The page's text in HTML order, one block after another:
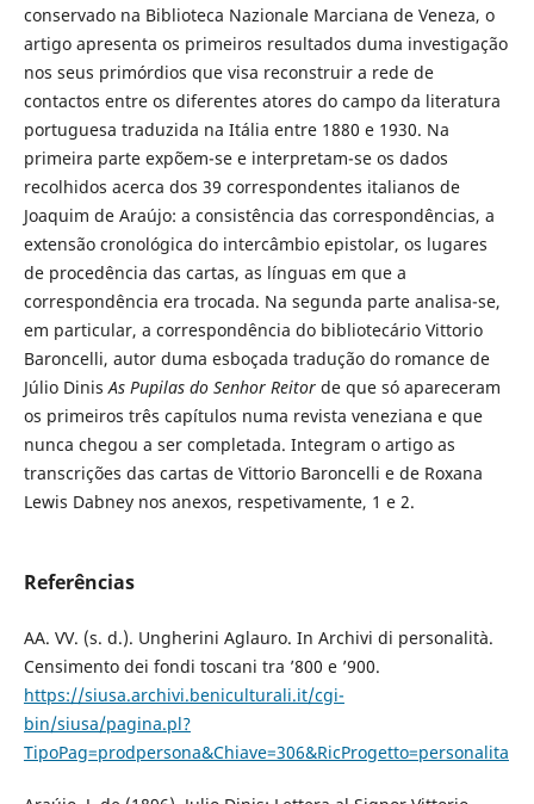
conservado na Biblioteca Nazionale Marciana de Veneza, o
artigo apresenta os primeiros resultados duma investigação
nos seus primórdios que visa reconstruir a rede de
contactos entre os diferentes atores do campo da literatura
portuguesa traduzida na Itália entre 1880 e 1930. Na
primeira parte expõem-se e interpretam-se os dados
recolhidos acerca dos 39 correspondentes italianos de
Joaquim de Araújo: a consistência das correspondências, a
extensão cronológica do intercâmbio epistolar, os lugares
de procedência das cartas, as línguas em que a
correspondência era trocada. Na segunda parte analisa-se,
em particular, a correspondência do bibliotecário Vittorio
Baroncelli, autor duma esboçada tradução do romance de
Júlio DinisAs Pupilas do Senhor Reitorde que só apareceram
os primeiros três capítulos numa revista veneziana e que
nunca chegou a ser completada. Integram o artigo as
transcrições das cartas de Vittorio Baroncelli e de Roxana
Lewis Dabney nos anexos, respetivamente, 1 e 2.
Referências
AA. VV. (s. d.). Ungherini Aglauro. In Archivi di personalità.
Censimento dei fondi toscani tra ’800 e ’900.
https://siusa.archivi.beniculturali.it/cgi-
bin/siusa/pagina.pl?
TipoPag=prodpersona&Chiave=306&RicProgetto=personalita